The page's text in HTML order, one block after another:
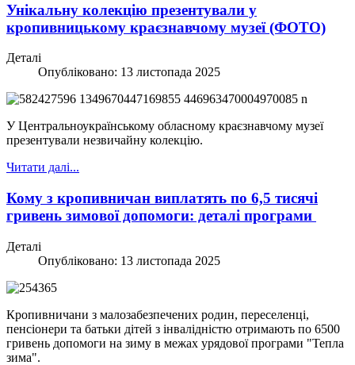
Унікальну колекцію презентували у
кропивницькому краєзнавчому музеї (ФОТО)
Деталі
Опубліковано: 13 листопада 2025
У Центральноукраїнському обласному краєзнавчому музеї
презентували незвичайну колекцію.
Читати далі...
Кому з кропивничан виплатять по 6,5 тисячі
гривень зимової допомоги: деталі програми
Деталі
Опубліковано: 13 листопада 2025
Кропивничани з малозабезпечених родин, переселенці,
пенсіонери та батьки дітей з інвалідністю отримають по 6500
гривень допомоги на зиму в межах урядової програми "Тепла
зима".